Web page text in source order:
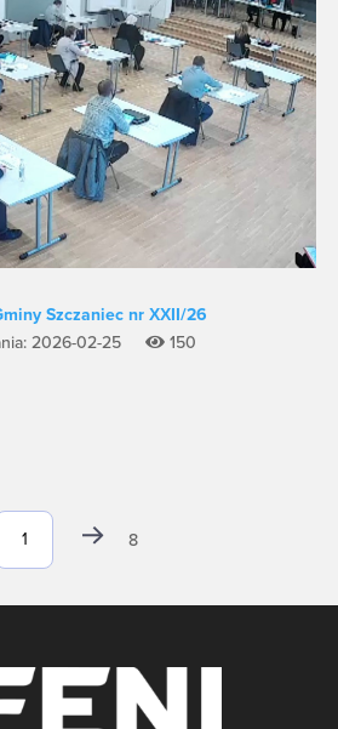
Szczaniec nr XXII/26
2026-02-25
150
8